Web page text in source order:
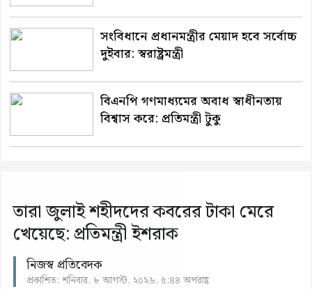
সংবিধানে প্রধানমন্ত্রীর মেয়াদ হবে সর্বোচ্চ
দুইবার: স্বরাষ্ট্রমন্ত্রী
বিএনপি গণমাধ্যমের অবাধ স্বাধীনতায়
বিশ্বাস করে: প্রতিমন্ত্রী টুকু
তারা জুলাই শহীদদের কবরের টাকা মেরে
খেয়েছে: প্রতিমন্ত্রী ইশরাক
নিজস্ব প্রতিবেদক
প্রকাশিত: শনিবার, ৮ আগস্ট, ২০২৬, ৫:৪৪ অপরাহ্ণ